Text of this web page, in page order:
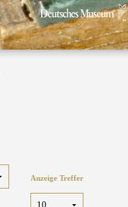
Anzeige Treffer